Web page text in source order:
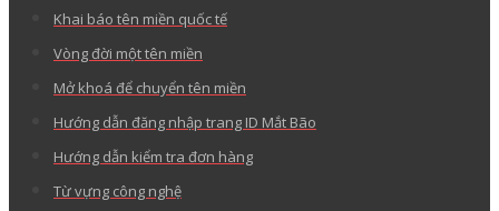
Khai báo tên miền quốc tế
Vòng đời một tên miền
Mở khoá để chuyển tên miền
Hướng dẫn đăng nhập trang ID Mắt Bão
Hướng dẫn kiểm tra đơn hàng
Từ vựng công nghệ